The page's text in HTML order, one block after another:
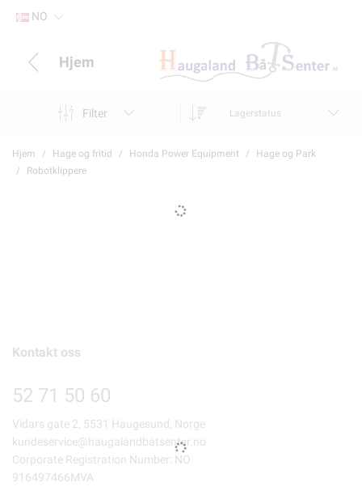
NO
Hjem
Filter Lagerstatus
Hjem Hage og fritid Honda Power Equipment
Hage og Park
Robotklippere
Kontakt oss
52 71 50 60
Vidars gate 2, 5531 Haugesund, Norge
kundeservice@haugalandbatsenter.no
Corporate Registration Number: NO
916497466MVA